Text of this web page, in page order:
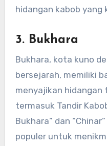
hidangan kabob yang
3. Bukhara
Bukhara, kota kuno
bersejarah, memiliki
menyajikan hidangan
termasuk Tandir
Bukhara” dan
populer untuk